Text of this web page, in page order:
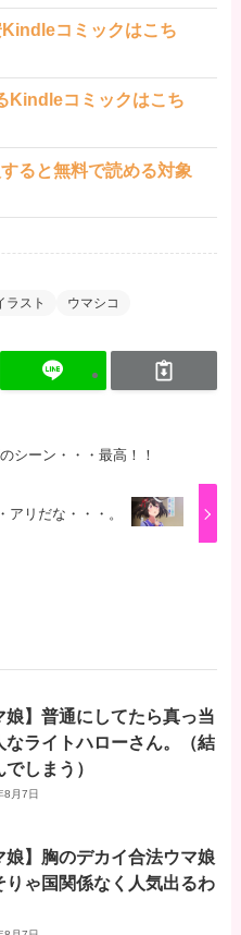
コミックはこち
Kindleコミックはこち
ると無料で読める対象
ラスト ウマシコ
シーン・・・最高！！
アリだな・・・。
娘】普通にしてたら真っ当
なライトハローさん。（結
でしまう）
8月7日
娘】胸のデカイ合法ウマ娘
りゃ国関係なく人気出るわ